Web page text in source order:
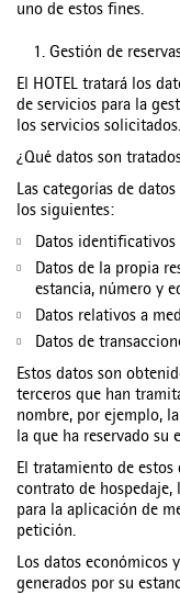
uno de estos fines.
1. Gestión de
El HOTEL tratará los
de servicios para la
los servicios solicitados.
¿Qué datos son
Las categorías de
los siguientes:
Datos
Datos de la propia
estancia, número y
Datos relativos a
Datos de
Estos datos son
terceros que han
nombre, por ejemplo,
la que ha reservado su
El tratamiento de estos
contrato de hospedaje,
para la aplicación de
petición.
Los datos económicos
generados por su